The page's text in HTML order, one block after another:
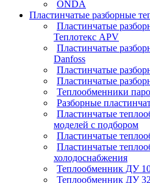
ONDA
Пластинчатые разборные
Пластинчатые
Теплотекс APV
Пластинчатые
Danfoss
Пластинчатые
Пластинчатые
Теплообменники
Разборные
Пластинчатые
моделей с подбором
Пластинчатые
Пластинчатые
холодоснабжения
Теплообменник ДУ
Теплообменник ДУ 32